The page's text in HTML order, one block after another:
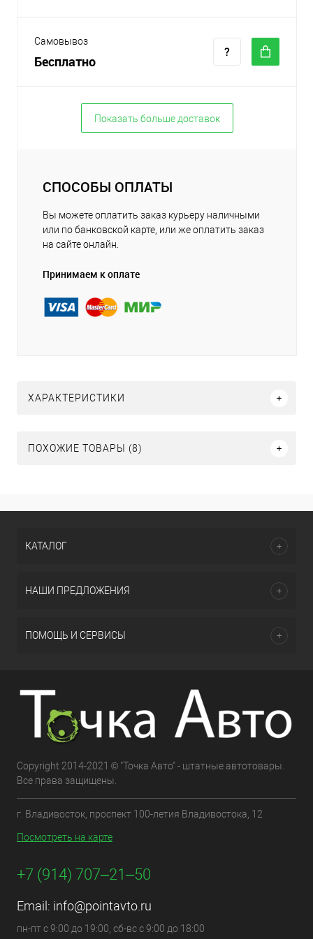
Самовывоз
Бесплатно
Показать больше доставок
СПОСОБЫ ОПЛАТЫ
Вы можете оплатить заказ курьеру наличными
или по банковской карте, или же оплатить заказ
на сайте онлайн.
Принимаем к оплате
ХАРАКТЕРИСТИКИ
ПОХОЖИЕ ТОВАРЫ (8)
КАТАЛОГ
НАШИ ПРЕДЛОЖЕНИЯ
ПОМОЩЬ И СЕРВИСЫ
Copyright 2014-2021 © "Точка Авто" - штатные автотовары.
Все права защищены.
г. Владивосток, проспект 100-летия Владивостока, 12
Посмотреть на карте
+7 (914) 707‒21‒50
Email: info@pointavto.ru
пн-пт с 9:00 до 19:00, сб-вс с 9:00 до 18:00